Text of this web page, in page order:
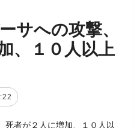
サへの攻撃、
、１０人以上